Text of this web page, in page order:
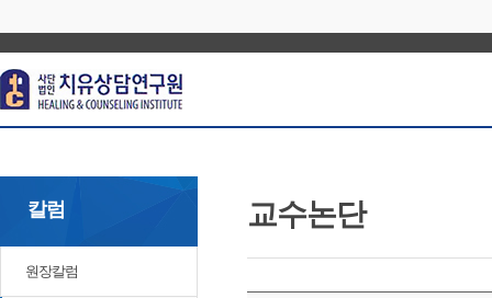
칼럼
원장칼럼
교수논단